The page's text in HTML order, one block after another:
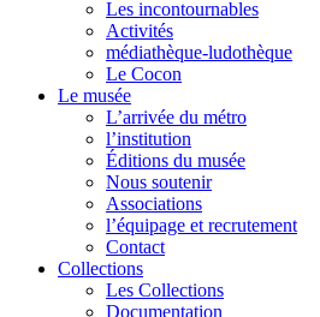
Les incontournables
Activités
médiathèque-ludothèque
Le Cocon
Le musée
L’arrivée du métro
l’institution
Éditions du musée
Nous soutenir
Associations
l’équipage et recrutement
Contact
Collections
Les Collections
Documentation